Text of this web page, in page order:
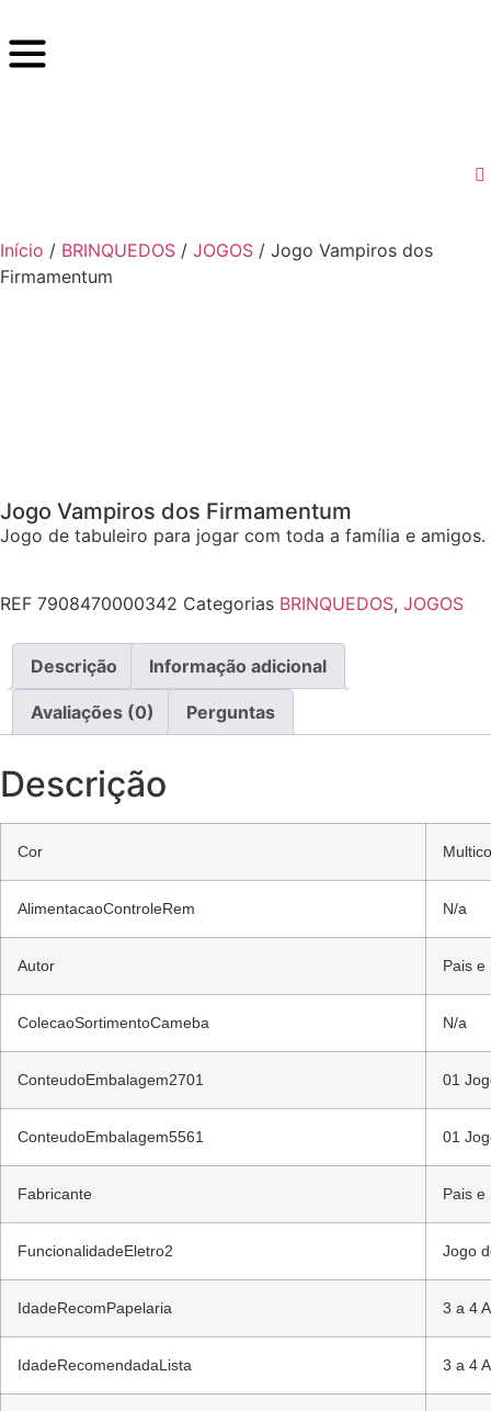
Início / BRINQUEDOS / JOGOS / Jogo Vampiros dos
Firmamentum
Jogo Vampiros dos Firmamentum
Jogo de tabuleiro para jogar com toda a família e amigos.
REF 7908470000342 Categorias BRINQUEDOS, JOGOS
Descrição Informação adicional
Avaliações (0) Perguntas
Descrição
Cor
AlimentacaoControleRem N/a
Autor Pais e
ColecaoSortimentoCameba N/a
ConteudoEmbalagem2701 01
ConteudoEmbalagem5561 01
Fabricante Pais e
FuncionalidadeEletro2 Jogo
IdadeRecomPapelaria 3 a 4
IdadeRecomendadaLista 3 a 4